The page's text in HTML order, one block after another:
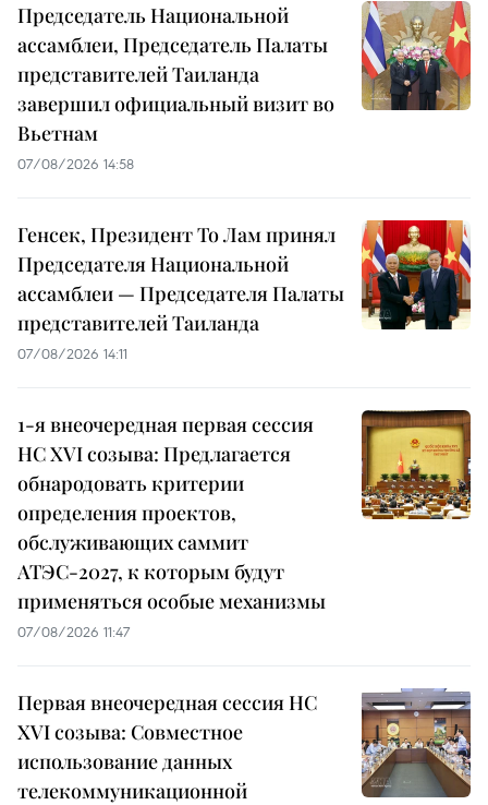
Председатель Национальной
ассамблеи, Председатель Палаты
представителей Таиланда
завершил официальный визит во
Вьетнам
07/08/2026 14:58
Генсек, Президент То Лам принял
Председателя Национальной
ассамблеи — Председателя Палаты
представителей Таиланда
07/08/2026 14:11
1-я внеочередная первая сессия
НС XVI созыва: Предлагается
обнародовать критерии
определения проектов,
обслуживающих саммит
АТЭС-2027, к которым будут
применяться особые механизмы
07/08/2026 11:47
Первая внеочередная сессия НС
XVI созыва: Совместное
использование данных
телекоммуникационной